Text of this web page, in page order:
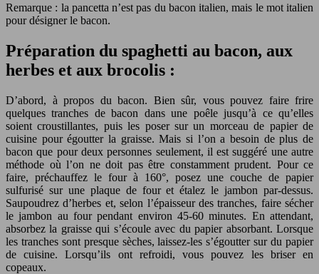
Remarque : la pancetta n’est pas du bacon italien, mais le mot italien
pour désigner le bacon.
Préparation du spaghetti au bacon, aux
herbes et aux brocolis :
D’abord, à propos du bacon. Bien sûr, vous pouvez faire frire
quelques tranches de bacon dans une poêle jusqu’à ce qu’elles
soient croustillantes, puis les poser sur un morceau de papier de
cuisine pour égoutter la graisse. Mais si l’on a besoin de plus de
bacon que pour deux personnes seulement, il est suggéré une autre
méthode où l’on ne doit pas être constamment prudent. Pour ce
faire, préchauffez le four à 160°, posez une couche de papier
sulfurisé sur une plaque de four et étalez le jambon par-dessus.
Saupoudrez d’herbes et, selon l’épaisseur des tranches, faire sécher
le jambon au four pendant environ 45-60 minutes. En attendant,
absorbez la graisse qui s’écoule avec du papier absorbant. Lorsque
les tranches sont presque sèches, laissez-les s’égoutter sur du papier
de cuisine. Lorsqu’ils ont refroidi, vous pouvez les briser en
copeaux.